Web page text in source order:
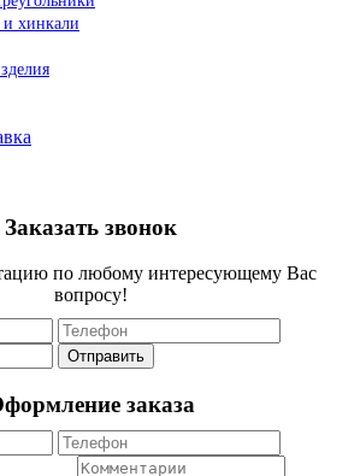
хинкали
Заказать звонок
по любому интересующему Вас
вопросу!
заказа